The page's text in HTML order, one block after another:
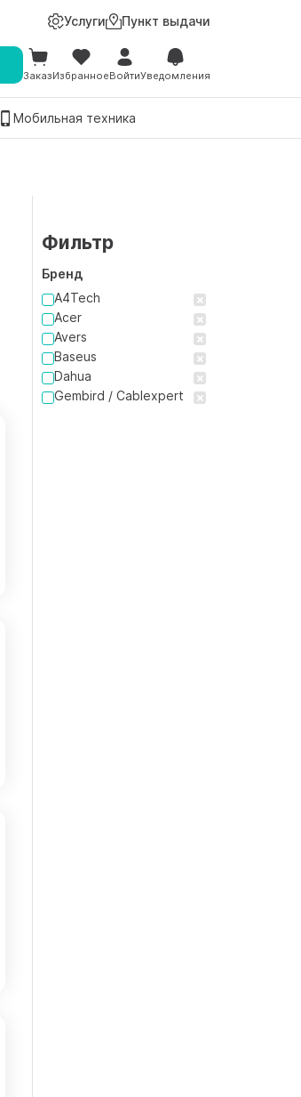
Услуги Пункт выдачи
ЗаказИзбранноеВойтиУведомления
Мобильная техника
Фильтр
Бренд
A4Tech
Acer
Avers
Baseus
Dahua
Gembird / Cablexpert